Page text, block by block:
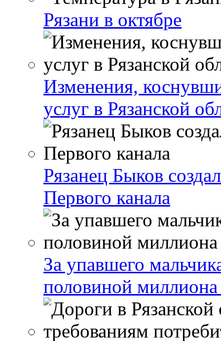
Рязани в октябре
Изменения,
услуг в Рязанской
Рязанец Быков
Первого канала
За упавшего
половиной миллиона